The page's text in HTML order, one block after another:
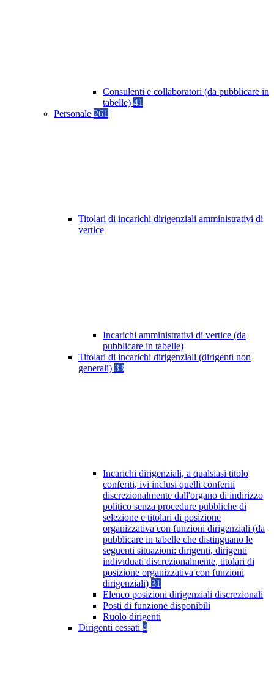
Consulenti e collaboratori (da pubblicare in
tabelle) 41
Personale 261
Titolari di incarichi dirigenziali amministrativi di
vertice
Incarichi amministrativi di vertice (da
pubblicare in tabelle)
Titolari di incarichi dirigenziali (dirigenti non
generali) 33
Incarichi dirigenziali, a qualsiasi titolo
conferiti, ivi inclusi quelli conferiti
discrezionalmente dall'organo di indirizzo
politico senza procedure pubbliche di
selezione e titolari di posizione
organizzativa con funzioni dirigenziali (da
pubblicare in tabelle che distinguano le
seguenti situazioni: dirigenti, dirigenti
individuati discrezionalmente, titolari di
posizione organizzativa con funzioni
dirigenziali) 31
Elenco posizioni dirigenziali discrezionali
Posti di funzione disponibili
Ruolo dirigenti
Dirigenti cessati 4